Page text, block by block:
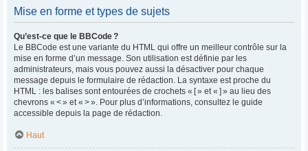
Mise en forme et types de sujets
Qu’est-ce que le BBCode ?
Le BBCode est une variante du HTML qui offre un meilleur contrôle sur la
mise en forme d’un message. Son utilisation est définie par les
administrateurs, mais vous pouvez aussi la désactiver pour chaque
message depuis le formulaire de rédaction. La syntaxe est proche du
HTML : les balises sont entourées de crochets « [ » et « ] » au lieu des
chevrons « < » et « > ». Pour plus d’informations, consultez le guide
accessible depuis la page de rédaction.
Haut